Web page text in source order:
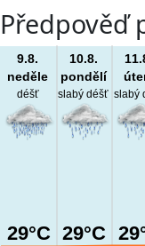
Předpověď
29°C
9.8.
neděle
déšť
29°C
10.8.
pondělí
slabý déšť slabý